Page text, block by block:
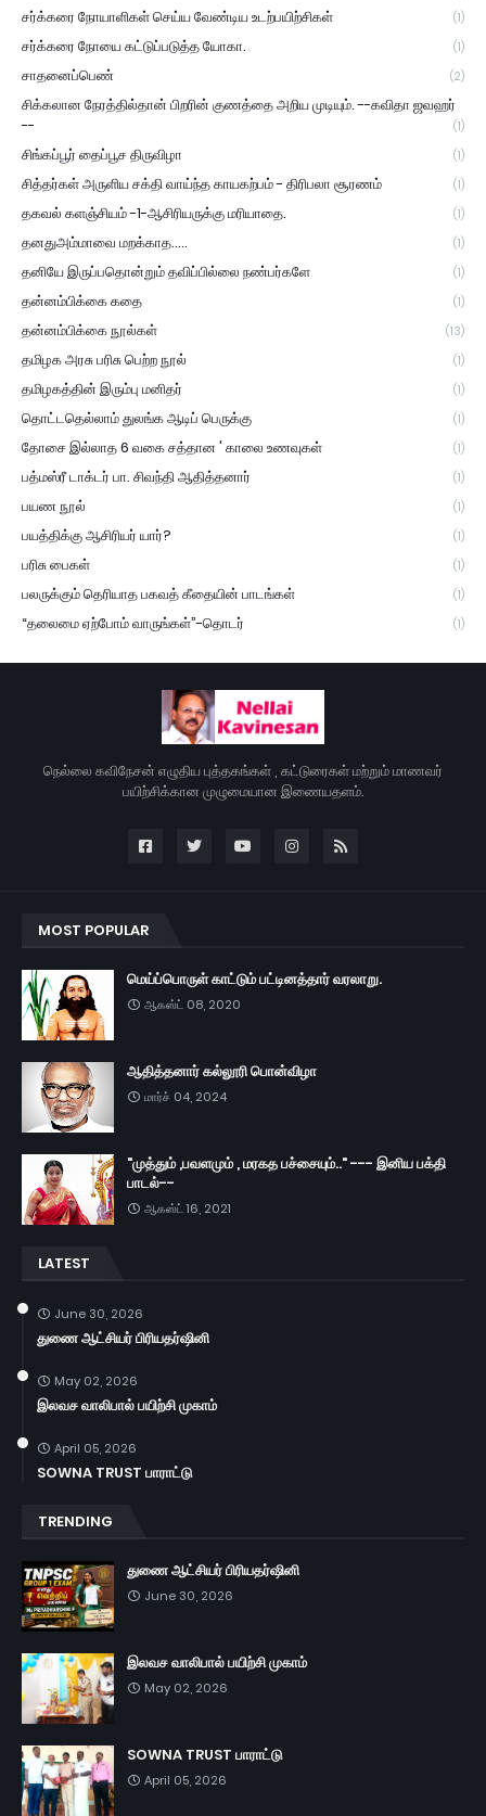
சர்க்கரை நோயாளிகள் செய்ய வேண்டிய உடற்பயிற்சிகள் (1)
சர்க்கரை நோயை கட்டுப்படுத்த யோகா. (1)
சாதனைப்பெண் (2)
சிக்கலான நேரத்தில்தான் பிறரின் குணத்தை அறிய முடியும். --கவிதா ஜவஹர்
--
(1)
சிங்கப்பூர் தைப்பூச திருவிழா (1)
சித்தர்கள் அருளிய சக்தி வாய்ந்த காயகற்பம் - திரிபலா சூரணம் (1)
தகவல் களஞ்சியம் -1-ஆசிரியருக்கு மரியாதை. (1)
தனதுஅம்மாவை மறக்காத..... (1)
தனியே இருப்பதொன்றும் தவிப்பில்லை நண்பர்களே (1)
தன்னம்பிக்கை கதை (1)
தன்னம்பிக்கை நூல்கள் (13)
தமிழக அரசு பரிசு பெற்ற நூல் (1)
தமிழகத்தின் இரும்பு மனிதர் (1)
தொட்டதெல்லாம் துலங்க ஆடிப் பெருக்கு (1)
தோசை இல்லாத 6 வகை சத்தான ' காலை உணவுகள் (1)
பத்மஸ்ரீ டாக்டர் பா. சிவந்தி ஆதித்தனார் (1)
பயண நூல் (1)
பயத்திக்கு ஆசிரியர் யார்? (1)
பரிசு பைகள் (1)
பலருக்கும் தெரியாத பகவத் கீதையின் பாடங்கள் (1)
“தலைமை ஏற்போம் வாருங்கள்”-தொடர் (1)
நெல்லை கவிநேசன் எழுதிய புத்தகங்கள் , கட்டுரைகள் மற்றும் மாணவர்
பயிற்சிக்கான முழுமையான இணையதளம்.
MOST POPULAR
மெய்ப்பொருள் காட்டும் பட்டினத்தார் வரலாறு.
ஆகஸ்ட் 08, 2020
ஆதித்தனார் கல்லூரி பொன்விழா
மார்ச் 04, 2024
"முத்தும் ,பவளமும் , மரகத பச்சையும்.." --- இனிய பக்தி
பாடல்--
ஆகஸ்ட் 16, 2021
LATEST
June 30, 2026
துணை ஆட்சியர் பிரியதர்ஷினி
May 02, 2026
இலவச வாலிபால் பயிற்சி முகாம்
April 05, 2026
SOWNA TRUST பாராட்டு
TRENDING
துணை ஆட்சியர் பிரியதர்ஷினி
June 30, 2026
இலவச வாலிபால் பயிற்சி முகாம்
May 02, 2026
SOWNA TRUST பாராட்டு
April 05, 2026